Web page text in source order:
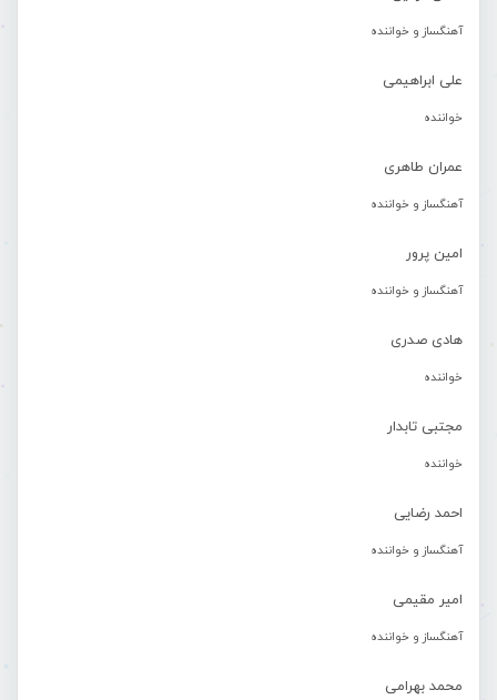
آهنگساز و خواننده
علی ابراهیمی
خواننده
عمران طاهری
آهنگساز و خواننده
امین پرور
آهنگساز و خواننده
هادی صدری
خواننده
مجتبی تابدار
خواننده
احمد رضایی
آهنگساز و خواننده
امیر مقیمی
آهنگساز و خواننده
محمد بهرامی